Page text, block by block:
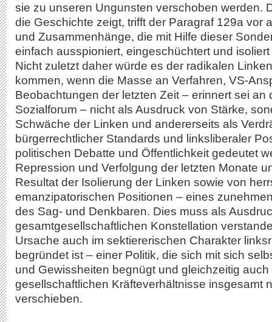
sie zu unseren Ungunsten verschoben werden.
die Geschichte zeigt, trifft der Paragraf 129a vor
und Zusammenhänge, die mit Hilfe dieser
einfach ausspioniert, eingeschüchtert und
Nicht zuletzt daher würde es der radikalen
kommen, wenn die Masse an Verfahren, VS-
Beobachtungen der letzten Zeit – erinnert sei an
Sozialforum – nicht als Ausdruck von Stärke,
Schwäche der Linken und andererseits als
bürgerrechtlicher Standards und linksliberaler
politischen Debatte und Öffentlichkeit gedeutet
Repression und Verfolgung der letzten Monate
Resultat der Isolierung der Linken sowie von
emanzipatorischen Positionen – eines
des Sag- und Denkbaren. Dies muss als
gesamtgesellschaftlichen Konstellation
Ursache auch im sektiererischen Charakter
begründet ist – einer Politik, die sich mit sich
und Gewissheiten begnügt und gleichzeitig
gesellschaftlichen Kräfteverhältnisse insgesamt
verschieben.